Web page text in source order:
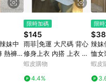
設定的回饋機制為準。
資料更新會有時間差，
東森購物ETMall銷售網
點爭議，請務必於訂單
若超過180天(含)以上進
紅包僅限指定商品使
之適用商品與使用條件
妹中
熱褲
計感
限時加碼
$145
雨菲|免運 大尺碼 背心
修身上衣 內搭 上衣 無
袖背心 大碼胖mmBF風
蝦皮購物
4.4%
限
辣妹
恤女
衣顯
蝦皮